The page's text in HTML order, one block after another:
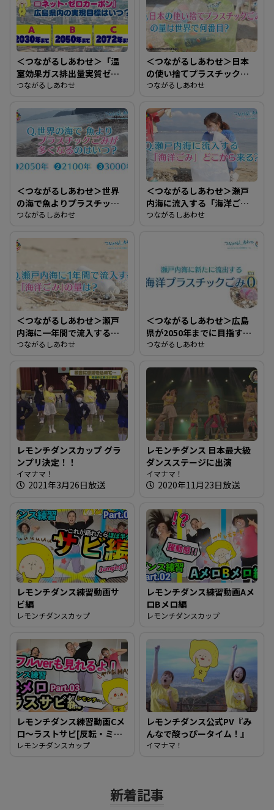
＜つながるしあわせ＞「温
室効果ガス排出量実質ゼロ
＝ネット・ネットカーボ
いつ？
つながるしあわせ
＜つながるしあわせ＞日本
の使い捨てプラスチックご
みの量は世界で何番目？
つながるしあわせ
＜つながるしあわせ＞世界
の海で魚よりプラスチック
ごみが多くなるのはいつ？
つながるしあわせ
＜つながるしあわせ＞瀬戸
内海に流入する「海洋ご
み」どこから来る？
つながるしあわせ
＜つながるしあわせ＞瀬戸
内海に一年間で流入する
「海洋ごみ」の量は？
つながるしあわせ
＜つながるしあわせ＞広島
県が2050年までに目指す目
標は？
つながるしあわせ
レモンチダンスカップ グラ
ンプリ決定！！
イマナマ！
2021年3月26日放送
レモンチダンス 日本最大級
ダンスステージに出演
イマナマ！
2020年11月23日放送
レモンチダンス練習動画サ
ビ編
レモンチダンスカップ
レモンチダンス練習動画Aメ
ロBメロ編
レモンチダンスカップ
レモンチダンス練習動画Cメ
ロ～ラストサビ[反転・ミラ
ー動画][フルダンスもある
レモンチダンスカップ
レモンチダンス公式PV『み
んなで酸っぴータイム！』
イマナマ！
新着記事